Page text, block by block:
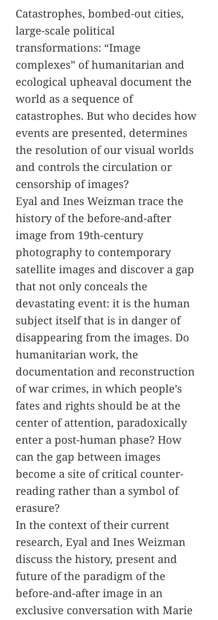
Catastrophes, bombed-out cities,
large-scale political
transformations: “Image
complexes” of humanitarian and
ecological upheaval document the
world as a sequence of
catastrophes. But who decides how
events are presented, determines
the resolution of our visual worlds
and controls the circulation or
censorship of images?
Eyal and Ines Weizman trace the
history of the before-and-after
image from 19th-century
photography to contemporary
satellite images and discover a gap
that not only conceals the
devastating event: it is the human
subject itself that is in danger of
disappearing from the images. Do
humanitarian work, the
documentation and reconstruction
of war crimes, in which people’s
fates and rights should be at the
center of attention, paradoxically
enter a post-human phase? How
can the gap between images
become a site of critical counter-
reading rather than a symbol of
erasure?
In the context of their current
research, Eyal and Ines Weizman
discuss the history, present and
future of the paradigm of the
before-and-after image in an
exclusive conversation with Marie